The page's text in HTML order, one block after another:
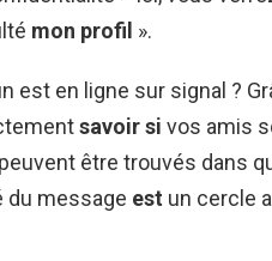
mon profil ».
est en ligne sur signal ?
savoir si vos amis
être trouvés dans
du message est un cercle